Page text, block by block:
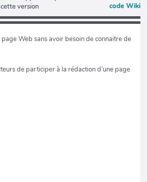
cette version
code Wiki